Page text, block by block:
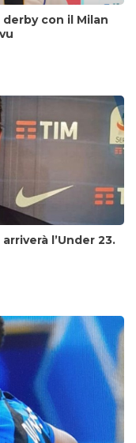
derby con il Milan
l’Under 23.